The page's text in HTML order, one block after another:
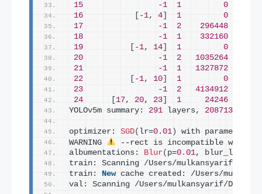
15
-1 1 0
16
-1, 4 1 0
17
-1 2 296448
18
-1 1 332160
19
-1, 14 1 0
20
-1 2 1035264
21
-1 1 1327872
22
-1, 10 1 0
23
-1 2 4134912
24
17, 20, 23 1 24246
YOLOv5m summary: 291 layers, 20871318
optimizer: SGD( lr=0.01 )
with parameter
WARNING
--rect is incompatible with
albumentations: Blur( p=0.01, blur_limit=
train: Scanning /Users/mulkansyarif/
train: New cache created: /Users/
val: Scanning /Users/mulkansyarif/